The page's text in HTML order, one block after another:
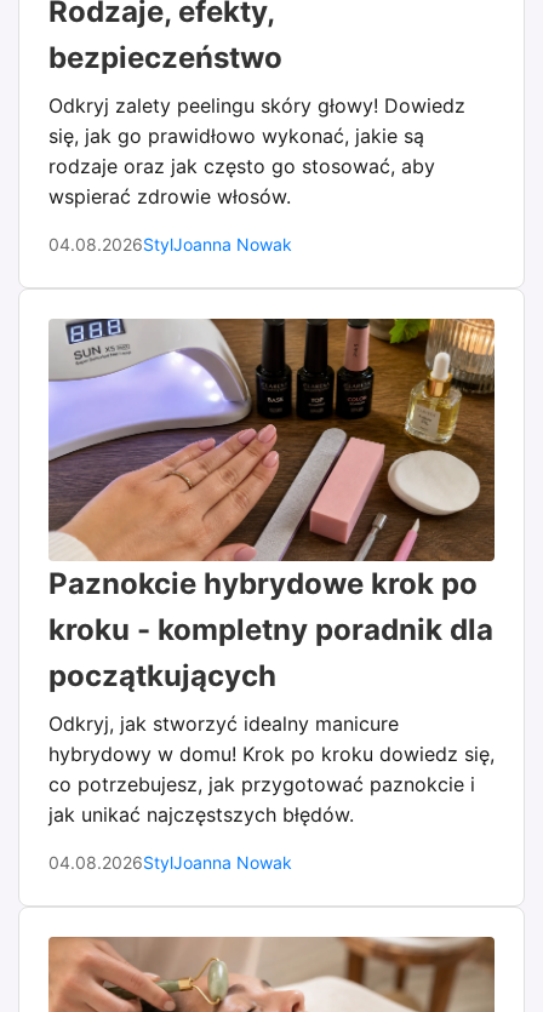
Rodzaje, efekty,
bezpieczeństwo
Odkryj zalety peelingu skóry głowy! Dowiedz
się, jak go prawidłowo wykonać, jakie są
rodzaje oraz jak często go stosować, aby
wspierać zdrowie włosów.
04.08.2026StylJoanna Nowak
Paznokcie hybrydowe krok po
kroku - kompletny poradnik dla
początkujących
Odkryj, jak stworzyć idealny manicure
hybrydowy w domu! Krok po kroku dowiedz się,
co potrzebujesz, jak przygotować paznokcie i
jak unikać najczęstszych błędów.
04.08.2026StylJoanna Nowak